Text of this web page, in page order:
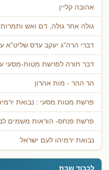
אהובה קליין
גולה אחר גולה, דם ואש
דברי הרה"ג יעקב עדס שליט"א
דבר תורה לפרשת מטות-מסעי
הר ההר - מות אהרון
פרשת מטות מסעי : נבואת
פרשת פנחס- הוראות משמים
נבואת ירמיהו לעם ישראל
לכבוד שבת